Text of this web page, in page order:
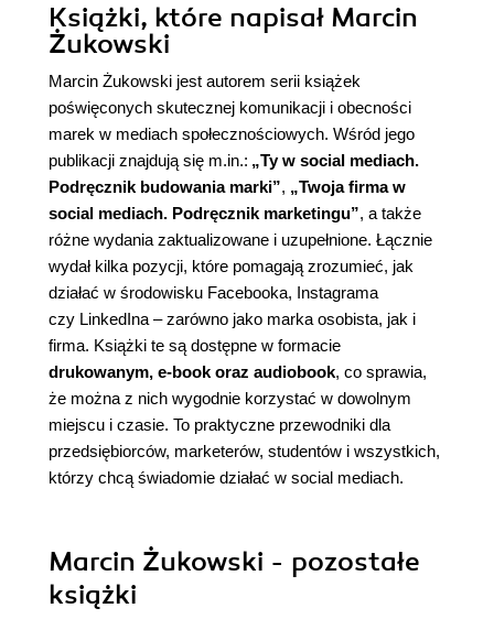
Książki, które napisał Marcin
Żukowski
Marcin Żukowski jest autorem serii książek
poświęconych skutecznej komunikacji i obecności
marek w mediach społecznościowych. Wśród jego
publikacji znajdują się m.in.: „Ty w social mediach.
Podręcznik budowania marki”, „Twoja firma w
social mediach. Podręcznik marketingu”, a także
różne wydania zaktualizowane i uzupełnione. Łącznie
wydał kilka pozycji, które pomagają zrozumieć, jak
działać w środowisku Facebooka, Instagrama
czy LinkedIna – zarówno jako marka osobista, jak i
firma. Książki te są dostępne w formacie
drukowanym, e-book oraz audiobook, co sprawia,
że można z nich wygodnie korzystać w dowolnym
miejscu i czasie. To praktyczne przewodniki dla
przedsiębiorców, marketerów, studentów i wszystkich,
którzy chcą świadomie działać w social mediach.
Marcin Żukowski - pozostałe
książki